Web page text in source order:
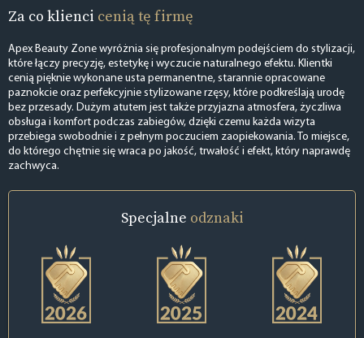
Za co klienci cenią tę firmę
Apex Beauty Zone wyróżnia się profesjonalnym podejściem do stylizacji,
które łączy precyzję, estetykę i wyczucie naturalnego efektu. Klientki
cenią pięknie wykonane usta permanentne, starannie opracowane
paznokcie oraz perfekcyjnie stylizowane rzęsy, które podkreślają urodę
bez przesady. Dużym atutem jest także przyjazna atmosfera, życzliwa
obsługa i komfort podczas zabiegów, dzięki czemu każda wizyta
przebiega swobodnie i z pełnym poczuciem zaopiekowania. To miejsce,
do którego chętnie się wraca po jakość, trwałość i efekt, który naprawdę
zachwyca.
Specjalne odznaki